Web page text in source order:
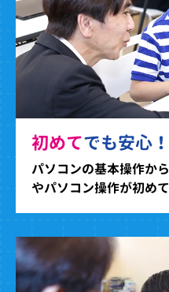
初めてでも安心！
パソコンの基本操作か
やパソコン操作が初め